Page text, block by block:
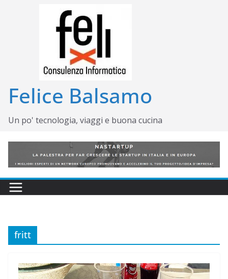
Felice Balsamo
Un po' tecnologia, viaggi e buona cucina
fritt